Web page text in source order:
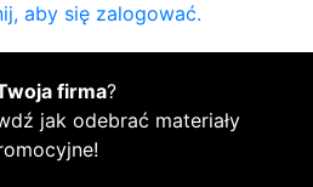
aby się zalogować.
firma?
jak odebrać materiały